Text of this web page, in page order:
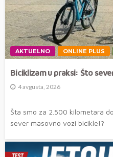
AKTUELNO ONLINE PLUS
Biciklizam u praksi: Što
4 avgusta, 2026
Šta smo za 2.500 kilometara
sever masovno vozi bicikle!?